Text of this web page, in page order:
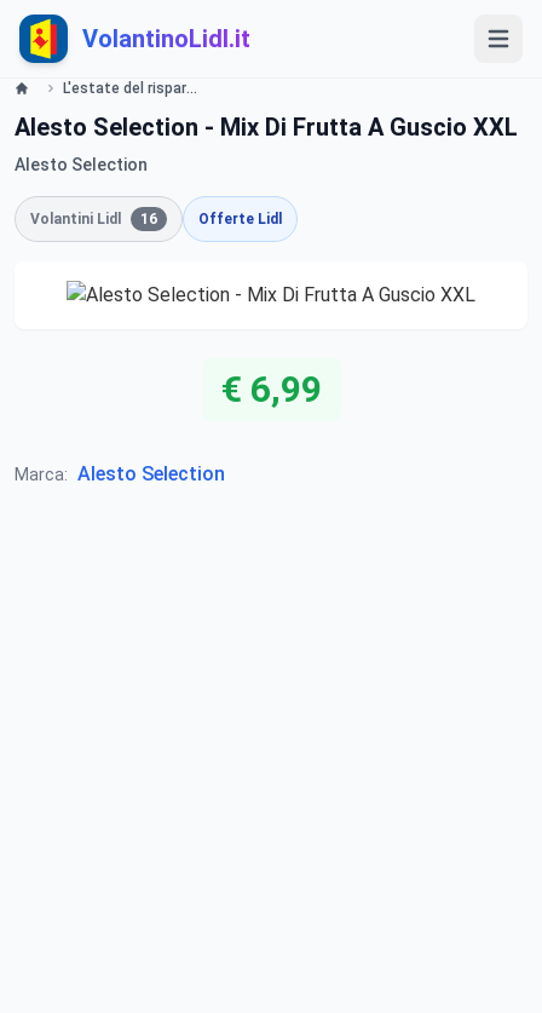
VolantinoLidl.it
L'estate del risparmio. XXL Lidl
Alesto Selection - Mix Di Frutta A Guscio XXL
Alesto Selection
Volantini Lidl 16 Offerte Lidl
€ 6,99
Marca: Alesto Selection